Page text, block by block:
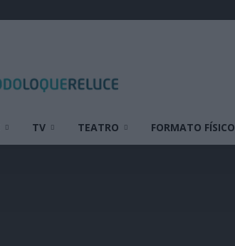
cine
todo
queTV TEATRO FORMATO FÍSICO